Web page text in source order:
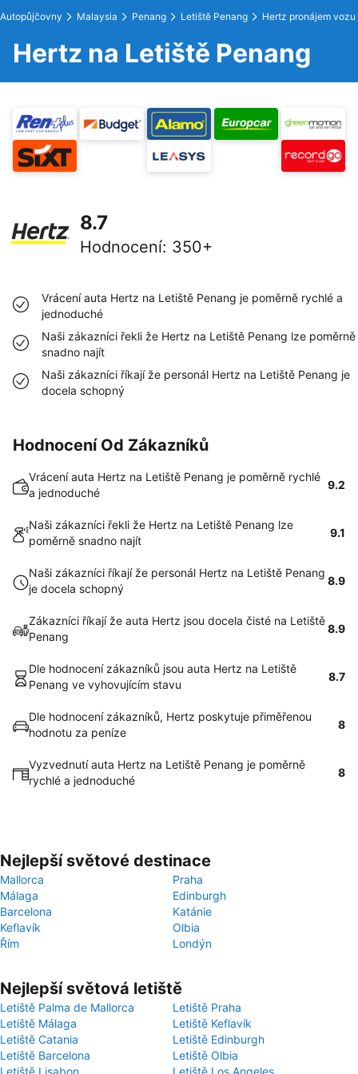
Autopůjčovny Malaysia Penang Letiště Penang Hertz pronájem vozu
Hertz na Letiště Penang
8.7
Hodnocení: 350+
Vrácení auta Hertz na Letiště Penang je poměrně rychlé a
jednoduché
Naši zákazníci řekli že Hertz na Letiště Penang lze poměrně
snadno najít
Naši zákazníci říkají že personál Hertz na Letiště Penang je
docela schopný
Hodnocení Od Zákazníků
Vrácení auta Hertz na Letiště Penang je poměrně rychlé
a jednoduché
9.2
Naši zákazníci řekli že Hertz na Letiště Penang lze
poměrně snadno najít
9.1
Naši zákazníci říkají že personál Hertz na Letiště Penang
je docela schopný
8.9
Zákazníci říkají že auta Hertz jsou docela čisté na Letiště
Penang
8.9
Dle hodnocení zákazníků jsou auta Hertz na Letiště
Penang ve vyhovujícím stavu
8.7
Dle hodnocení zákazníků, Hertz poskytuje přiměřenou
hodnotu za peníze
8
Vyzvednutí auta Hertz na Letiště Penang je poměrně
rychlé a jednoduché
8
Nejlepší světové destinace
Mallorca
Praha
Málaga
Edinburgh
Barcelona
Katánie
Keflavík
Olbia
Řím
Londýn
Nejlepší světová letiště
Letiště Palma de Mallorca
Letiště Praha
Letiště Málaga
Letiště Keflavík
Letiště Catania
Letiště Edinburgh
Letiště Barcelona
Letiště Olbia
Letiště Lisabon
Letiště Los Angeles